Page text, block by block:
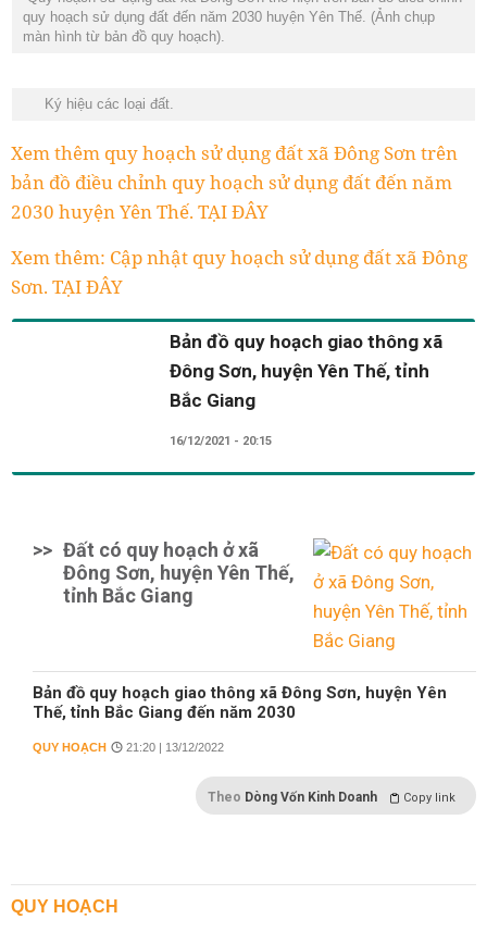
quy hoạch sử dụng đất đến năm 2030 huyện Yên Thế. (Ảnh chụp
màn hình từ bản đồ quy hoạch).
Ký hiệu các loại đất.
Xem thêm quy hoạch sử dụng đất xã Đông Sơn trên
bản đồ điều chỉnh quy hoạch sử dụng đất đến năm
2030 huyện Yên Thế. TẠI ĐÂY
Xem thêm: Cập nhật quy hoạch sử dụng đất xã Đông
Sơn. TẠI ĐÂY
Bản đồ quy hoạch giao thông xã
Đông Sơn, huyện Yên Thế, tỉnh
Bắc Giang
16/12/2021 - 20:15
>> Đất có quy hoạch ở xã
Đông Sơn, huyện Yên Thế,
tỉnh Bắc Giang
Bản đồ quy hoạch giao thông xã Đông Sơn, huyện Yên
Thế, tỉnh Bắc Giang đến năm 2030
QUY HOẠCH 21:20 | 13/12/2022
Theo Dòng Vốn Kinh Doanh Copy link
QUY HOẠCH